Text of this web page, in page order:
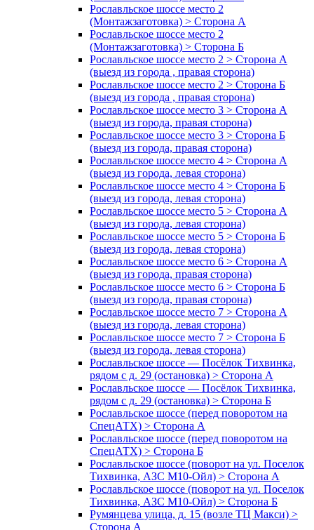
Рославльское шоссе место 2
(Монтажзаготовка) > Сторона А
Рославльское шоссе место 2
(Монтажзаготовка) > Сторона Б
Рославльское шоссе место 2 > Сторона А
(выезд из города , правая сторона)
Рославльское шоссе место 2 > Сторона Б
(выезд из города , правая сторона)
Рославльское шоссе место 3 > Сторона А
(выезд из города, правая сторона)
Рославльское шоссе место 3 > Сторона Б
(выезд из города, правая сторона)
Рославльское шоссе место 4 > Сторона А
(выезд из города, левая сторона)
Рославльское шоссе место 4 > Сторона Б
(выезд из города, левая сторона)
Рославльское шоссе место 5 > Сторона А
(выезд из города, левая сторона)
Рославльское шоссе место 5 > Сторона Б
(выезд из города, левая сторона)
Рославльское шоссе место 6 > Сторона А
(выезд из города, правая сторона)
Рославльское шоссе место 6 > Сторона Б
(выезд из города, правая сторона)
Рославльское шоссе место 7 > Сторона А
(выезд из города, левая сторона)
Рославльское шоссе место 7 > Сторона Б
(выезд из города, левая сторона)
Рославльское шоссе — Посёлок Тихвинка,
рядом с д. 29 (остановка) > Сторона А
Рославльское шоссе — Посёлок Тихвинка,
рядом с д. 29 (остановка) > Сторона Б
Рославльское шоссе (перед поворотом на
СпецАТХ) > Сторона А
Рославльское шоссе (перед поворотом на
СпецАТХ) > Сторона Б
Рославльское шоссе (поворот на ул. Поселок
Тихвинка, АЗС М10-Ойл) > Сторона А
Рославльское шоссе (поворот на ул. Поселок
Тихвинка, АЗС М10-Ойл) > Сторона Б
Румянцева улица, д. 15 (возле ТЦ Макси) >
Сторона А